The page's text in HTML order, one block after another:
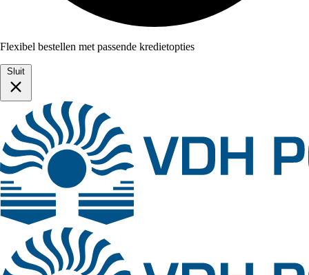
Flexibel bestellen met passende kredietopties
Sluit